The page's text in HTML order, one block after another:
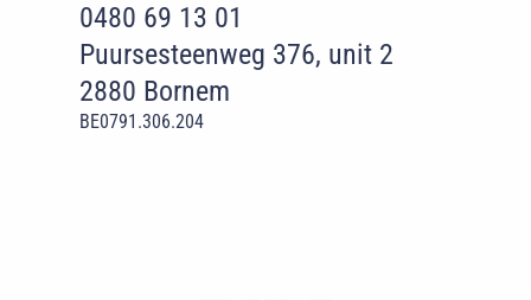
0480 69 13 01
Puursesteenweg 376, unit 2
2880 Bornem
BE0791.306.204